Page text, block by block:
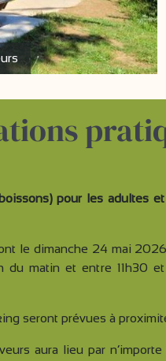
pour les adultes
le dimanche 24 mai
du matin et entre 11h30
seront prévues à
aura lieu par